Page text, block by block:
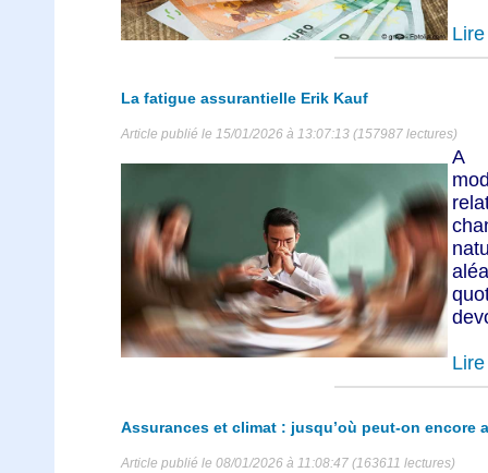
La fatigue assurantielle Erik Kauf
Article publié le 15/01/2026 à 13:07:13 (157987 lectures)
A
Assurances et climat : jusqu’où peut-on encore
Article publié le 08/01/2026 à 11:08:47 (163611 lectures)